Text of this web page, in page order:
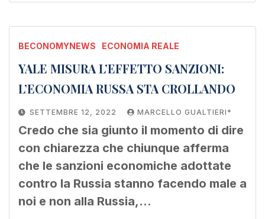
BECONOMYNEWS ECONOMIA REALE
YALE MISURA L’EFFETTO SANZIONI:
L’ECONOMIA RUSSA STA CROLLANDO
SETTEMBRE 12, 2022 MARCELLO GUALTIERI*
Credo che sia giunto il momento di dire
con chiarezza che chiunque afferma
che le sanzioni economiche adottate
contro la Russia stanno facendo male a
noi e non alla Russia,…